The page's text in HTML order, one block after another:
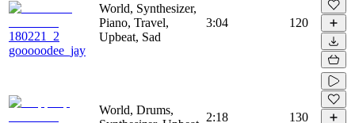
180221_2
gooooodee_jay
World, Synthesizer,
Piano, Travel,
Upbeat, Sad
3:04 120
World, Drums,
2:18 130